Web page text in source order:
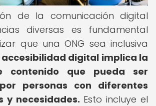
de la comunicación digital
diversas es fundamental
que una ONG sea inclusiva
accesibilidad digital implica la
contenido que pueda ser
personas con diferentes
y necesidades. Esto incluye el